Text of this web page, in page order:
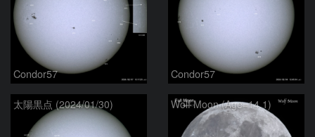
Condor57 Condor57
太陽黒点 (2024/01/30) Wolf Moon (Age=14.1)